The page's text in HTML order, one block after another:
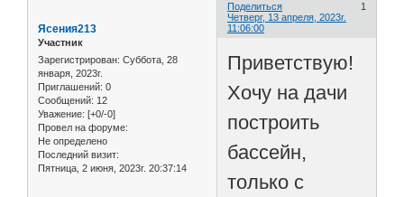
Поделиться
1
Четверг, 13 апреля, 2023г.
11:06:00
Ясения213
Участник
Зарегистрирован: Суббота, 28
января, 2023г.
Приглашений: 0
Сообщений: 12
Уважение: [+0/-0]
Провел на форуме:
Не определено
Последний визит:
Пятница, 2 июня, 2023г. 20:37:14
Приветствую!
Хочу на дачи
построить
бассейн,
только с